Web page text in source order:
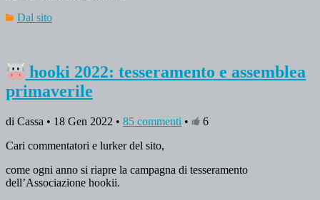
Dal sito
hooki 2022: tesseramento e assemblea
primaverile
di Cassa • 18 Gen 2022 • 85 commenti •
6
Cari commentatori e lurker del sito,
come ogni anno si riapre la campagna di tesseramento
dell’Associazione hookii.